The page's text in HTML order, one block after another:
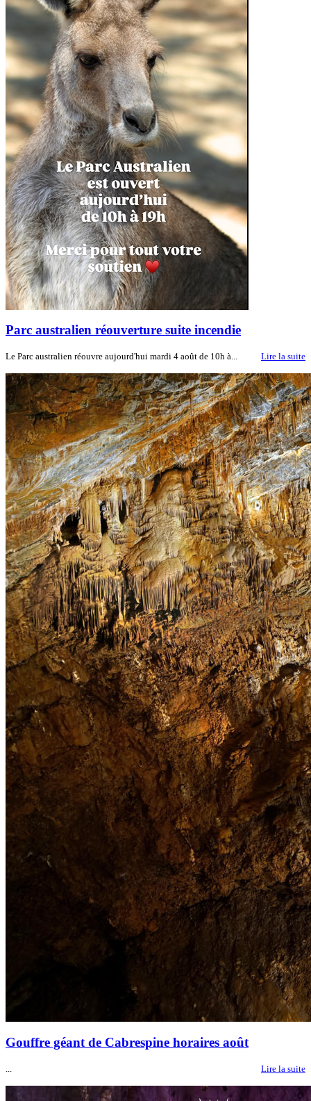
Parc australien réouverture suite incendie
Le Parc australien réouvre aujourd'hui mardi 4 août de 10h à... Lire la suite
Gouffre géant de Cabrespine horaires août
Lire la suite